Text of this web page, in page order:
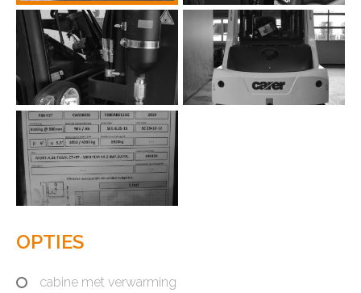
OPTIES
cabine met verwarming